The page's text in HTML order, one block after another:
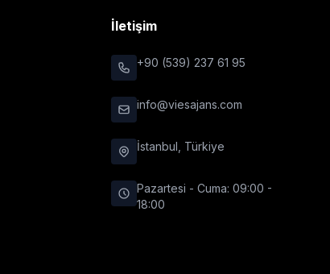
İletişim
+90 (539) 237 61 95
info@viesajans.com
İstanbul, Türkiye
Pazartesi - Cuma: 09:00 -
18:00